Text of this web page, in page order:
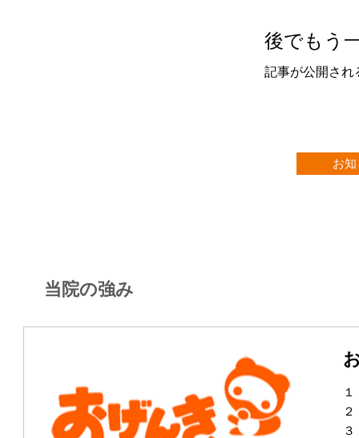
後でもう
記事が公開され
お
当院の強み